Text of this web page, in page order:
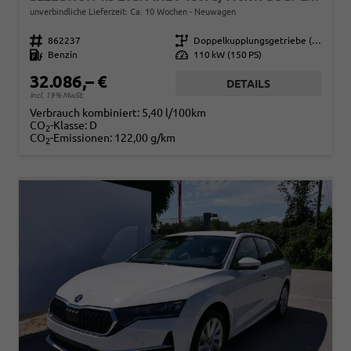
unverbindliche Lieferzeit: Ca. 10 Wochen Neuwagen
Fahrzeugnr. 862237 Getriebe
Doppelkupplungsgetriebe (DSG)
Kraftstoff
Benzin Leistung 110 kW (150 PS)
32.086,– €
incl. 19% MwSt.
DETAILS
Verbrauch kombiniert: 5,40 l/100km
CO2-Klasse: D
CO2-Emissionen: 122,00 g/km